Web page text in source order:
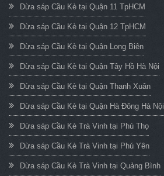
Dừa sáp Cầu Kè tại Quận 11 TpHCM
Dừa sáp Cầu Kè tại Quận 12 TpHCM
Dừa sáp Cầu Kè tại Quận Long Biên
Dừa sáp Cầu Kè tại Quận Tây Hồ Hà Nội
Dừa sáp Cầu Kè tại Quận Thanh Xuân
Dừa sáp Cầu Kè tại Quận Hà Đông Hà Nội
Dừa sáp Cầu Kè Trà Vinh tại Phú Thọ
Dừa sáp Cầu Kè Trà Vinh tại Phú Yên
Dừa sáp Cầu Kè Trà Vinh tại Quảng Bình